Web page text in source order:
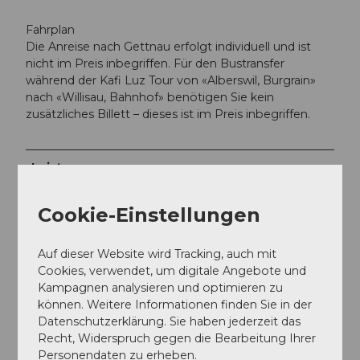
Fahrplan
Die Anreise nach Gettnau erfolgt individuell und ist
nicht im Preis inbegriffen. Für den Bustransfer
während der Kafi Luz Tour von «Alberswil, Burgrain»
nach «Willisau, Bahnhof» benötigen Sie kein
zusätzliches Billett – dieses ist im Preis inbegriffen.
Leistungen
Dieses Angebot beinhaltet alkoholische
Getränke und richtet sich ausschliesslich an
Verfügbarkeit:
Die Kafi Luz Tour ist ganzjährig offen und kann zu
folgenden Zeiten gebucht werden:
Dienstag bis Freitag: Startzeit von 10.00 bis
14.00 Uhr
Cookie-Einstellungen
Auf dieser Website wird Tracking, auch mit
Cookies, verwendet, um digitale Angebote und
Kampagnen analysieren und optimieren zu
können. Weitere Informationen finden Sie in der
Datenschutzerklärung. Sie haben jederzeit das
Recht, Widerspruch gegen die Bearbeitung Ihrer
Personendaten zu erheben.